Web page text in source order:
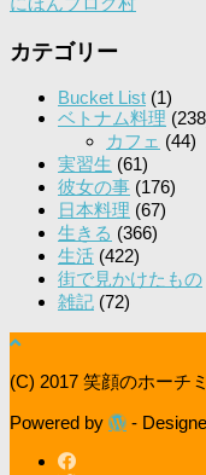
カテゴリー
Bucket List (1)
ベトナム料理
カフェ (44)
実習生 (61)
彼女の事 (176)
日本料理 (67)
生きる (366)
生活 (422)
街で見かけたもの
雑記 (72)
(C) 2017 笑顔のホーチ
Powered by -